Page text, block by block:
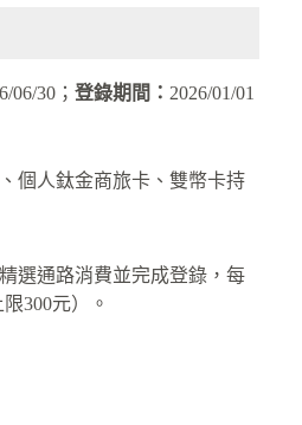
06/30； 登錄期間： 2026/01/01
個人鈦金商旅卡、雙幣卡持
選通路消費並完成登錄，每
300元）。